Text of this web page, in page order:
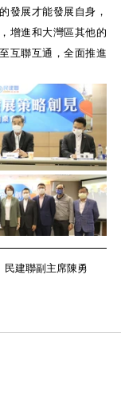
發展才能發展自身，
增進和大灣區其他的
互聯互通，全面推進
民建聯副主席陳勇